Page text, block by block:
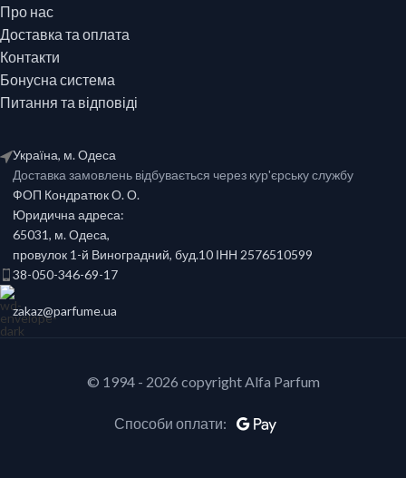
Про нас
Доставка та оплата
Контакти
Бонусна система
Питання та відповіді
Україна, м. Одеса
Доставка замовлень відбувається через кур'єрську службу
ФОП Кондратюк О. О.
Юридична адреса:
65031, м. Одеса,
провулок 1-й Виноградний, буд.10 ІНН 2576510599
38-050-346-69-17
zakaz@parfume.ua
© 1994 - 2026 copyright Alfa Parfum
Способи оплати: